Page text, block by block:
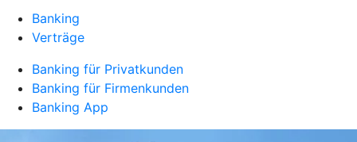
Banking
Verträge
Banking für Privatkunden
Banking für Firmenkunden
Banking App